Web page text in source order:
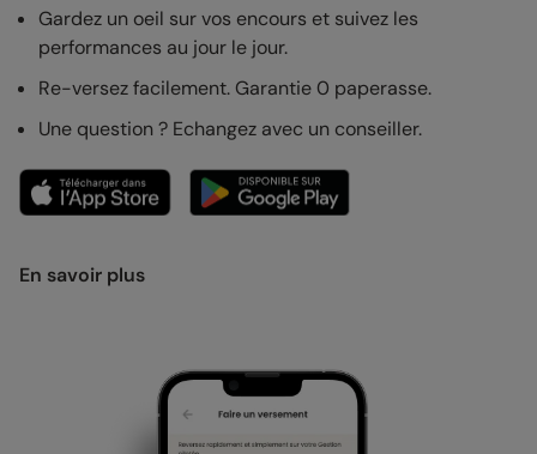
Gardez un oeil sur vos encours et suivez les
performances au jour le jour.
Re-versez facilement. Garantie 0 paperasse.
Une question ? Echangez avec un conseiller.
En savoir plus